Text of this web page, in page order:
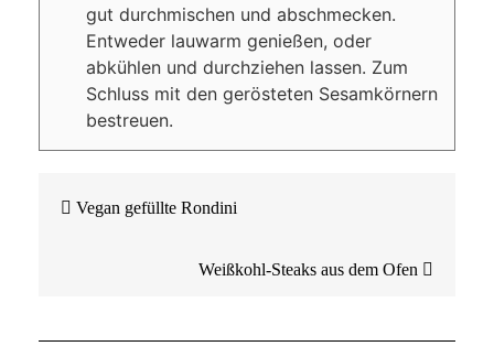
gut durchmischen und abschmecken.
Entweder lauwarm genießen, oder
abkühlen und durchziehen lassen. Zum
Schluss mit den gerösteten Sesamkörnern
bestreuen.
Vegan gefüllte Rondini
Weißkohl-Steaks aus dem Ofen